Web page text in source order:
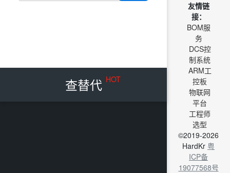
查替代 HOT
友情链
接：
BOM服
务
DCS控
制系统
ARM工
控板
物联网
平台
工程师
选型
©2019-2026
HardKr 粤
ICP备
19077568号